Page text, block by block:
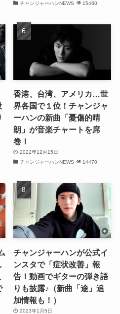
(32)
(29)
(31)
(32)
(32)
(29)
(31)
(32)
(30)
チャンジャーハンNEWS
15460
香港、台湾、アメリカ…世
界各国で１位！チャンジャ
ーハンの新曲「憂傷的晴
朗」が音楽チャートを席
巻！
2022年12月15日
チャンジャーハンNEWS
14470
チャンジャーハンが公式イ
ンスタで「症状改善」報
告！動画でギターの弾き語
りも披露♪（新曲「途」追
加情報も！）
2023年1月5日